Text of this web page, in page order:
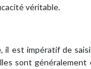
véritable.
est impératif de
sont